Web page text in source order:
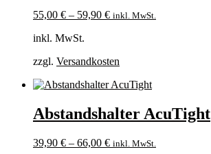
55,00 € – 59,90 € inkl. MwSt.
inkl. MwSt.
zzgl. Versandkosten
Abstandshalter AcuTight
39,90 € – 66,00 € inkl. MwSt.